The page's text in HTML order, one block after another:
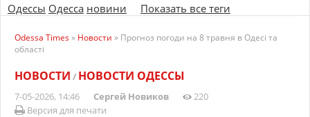
Одессы Одесса новини Показать все теги
Odessa Times» Новости » Прогноз погоди на 8 травня в Одесі та
області
НОВОСТИ / НОВОСТИ ОДЕССЫ
7-05-2026, 14:46 Сергей Новиков
220
Версия для печати